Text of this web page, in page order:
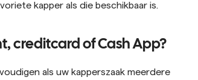
kapper als die beschikbaar is.
creditcard of Cash App?
als uw kapperszaak meerdere